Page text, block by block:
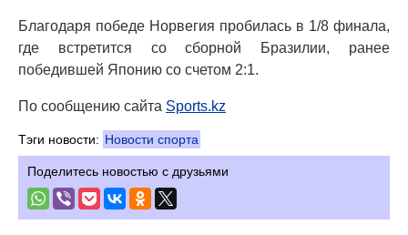
Благодаря победе Норвегия пробилась в 1/8 финала,
где встретится со сборной Бразилии, ранее
победившей Японию со счетом 2:1.
По сообщению сайта Sports.kz
Тэги новости: Новости спорта
Поделитесь новостью с друзьями